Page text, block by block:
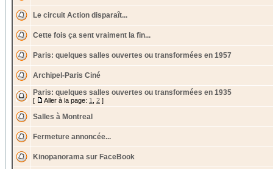
Le circuit Action disparaît...
Cette fois ça sent vraiment la fin...
Paris: quelques salles ouvertes ou transformées en 1957
Archipel-Paris Ciné
Paris: quelques salles ouvertes ou transformées en 1935
[ Aller à la page: 1 2 ]
Salles à Montreal
Fermeture annoncée...
Kinopanorama sur FaceBook